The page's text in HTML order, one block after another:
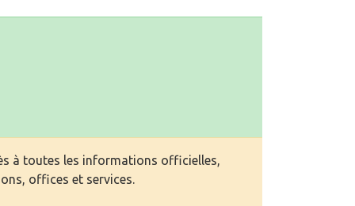
à toutes les informations officielles,
offices et services.